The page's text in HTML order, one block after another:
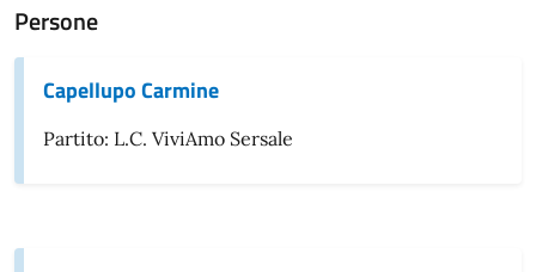
Persone
Capellupo Carmine
Partito: L.C. ViviAmo Sersale